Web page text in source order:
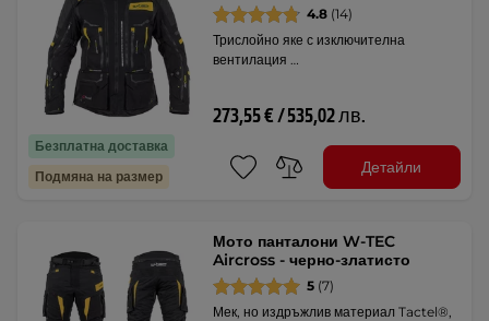
Безплатна доставка
Подмяна на размер
4.8 (14)
Трислойно яке с изключителна
вентилация …
273,55 € / 535,02 лв.
Детайли
Мото панталони W-TEC
Aircross - черно-златисто
5 (7)
Мек, но издръжлив материал Tactel®,